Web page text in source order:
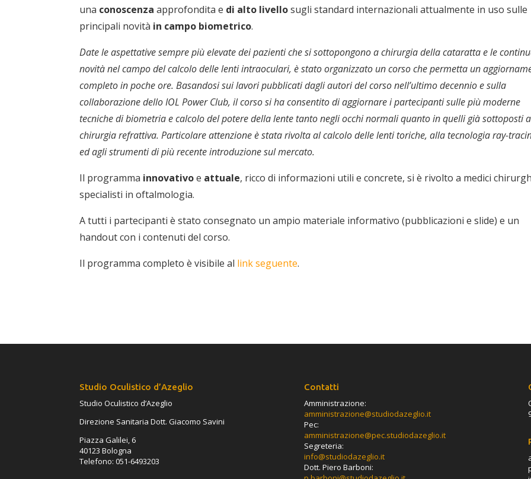
una conoscenza approfondita e di alto livellosugli standard internazionali attualmente in uso sulle
principali novità in campo biometrico.
Date le aspettative sempre più elevate dei pazienti che si sottopongono a chirurgia della cataratta e le
novità nel campo del calcolo delle lenti intraoculari, è stato organizzato un corso che permetta un
completo in poche ore. Basandosi sui lavori pubblicati dagli autori del corso nell’ultimo decennio e sulla
collaborazione dello IOL Power Club, il corso si ha consentito di aggiornare i partecipanti sulle più moderne
tecniche di biometria e calcolo del potere della lente tanto negli occhi normali quanto in quelli già sottoposti a
chirurgia refrattiva. Particolare attenzione è stata rivolta al calcolo delle lenti toriche, alla tecnologia ray-
ed agli strumenti di più recente introduzione sul mercato.
Il programma innovativoe attuale, ricco di informazioni utili e concrete, si è rivolto a medici
specialisti in oftalmologia.
A tutti i partecipanti è stato consegnato un ampio materiale informativo (pubblicazioni e slide) e un
handout con i contenuti del corso.
Il programma completo è visibile al link seguente.
Studio Oculistico d’Azeglio
Studio Oculistico d’Azeglio
Direzione Sanitaria Dott. Giacomo Savini
Piazza Galilei, 6
40123 Bologna
Telefono: 051-6493203
Contatti
Amministrazione:
amministrazione@studiodazeglio.it
Pec:
amministrazione@pec.studiodazeglio.it
Segreteria:
info@studiodazeglio.it
Dott. Piero Barboni: